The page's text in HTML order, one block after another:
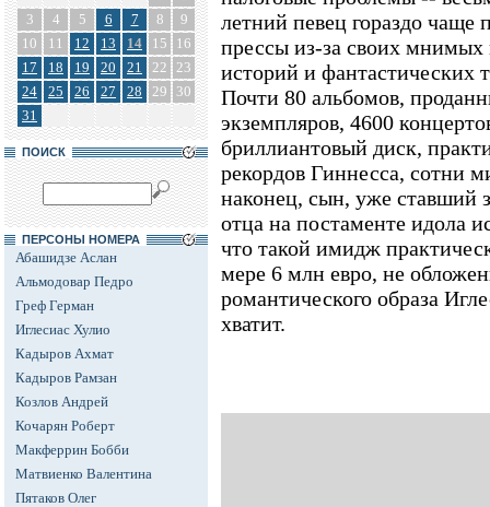
3
4 5 6 7 8
9
10
11 12 13 14 15
16
17
18 19 20 21 22 23
24
25 26 27 28 29
30
31
ПОИСК
ПЕРСОНЫ НОМЕРА
Абашидзе Аслан
Альмодовар Педро
Греф Герман
Иглесиас Хулио
Кадыров Ахмат
Кадыров Рамзан
Козлов Андрей
Кочарян Роберт
Макферрин Бобби
Матвиенко Валентина
Пятаков Олег
летний певец гораздо чаще
прессы из-за своих
историй и фантастических
Почти 80 альбомов,
экземпляров, 4600
бриллиантовый диск,
рекордов Гиннесса, сотни
наконец, сын, уже ставший
отца на постаменте идола
что такой имидж
мере 6 млн евро, не
романтического образа
хватит.